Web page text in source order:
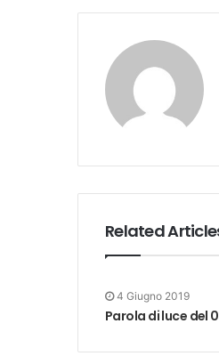
Related
4 Giugno 2019
Parola di luce del